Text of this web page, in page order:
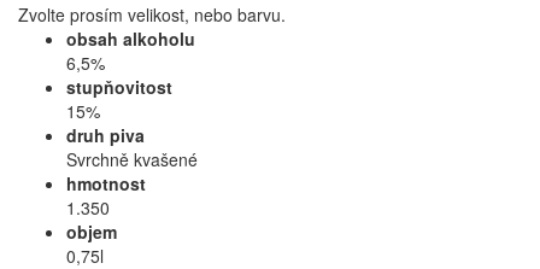
Zvolte prosím velikost, nebo barvu.
obsah alkoholu
6,5%
stupňovitost
15%
druh piva
Svrchně kvašené
hmotnost
1.350
objem
0,75l